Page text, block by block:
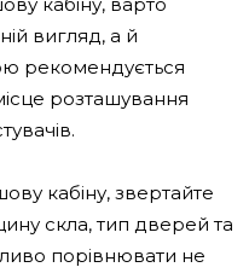
вигляд, а й
рекомендується
розташування
кабіну, звертайте
скла, тип дверей та
порівнювати не